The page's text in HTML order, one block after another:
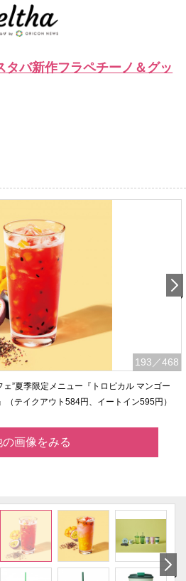
タバ新作フラペチーノ＆グッ
193 ／468
”夏季限定メニュー『トロピカル マンゴー
（テイクアウト584円、イートイン595円）
の画像をみる